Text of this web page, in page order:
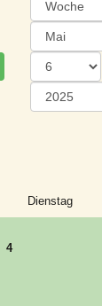
Dienstag
4